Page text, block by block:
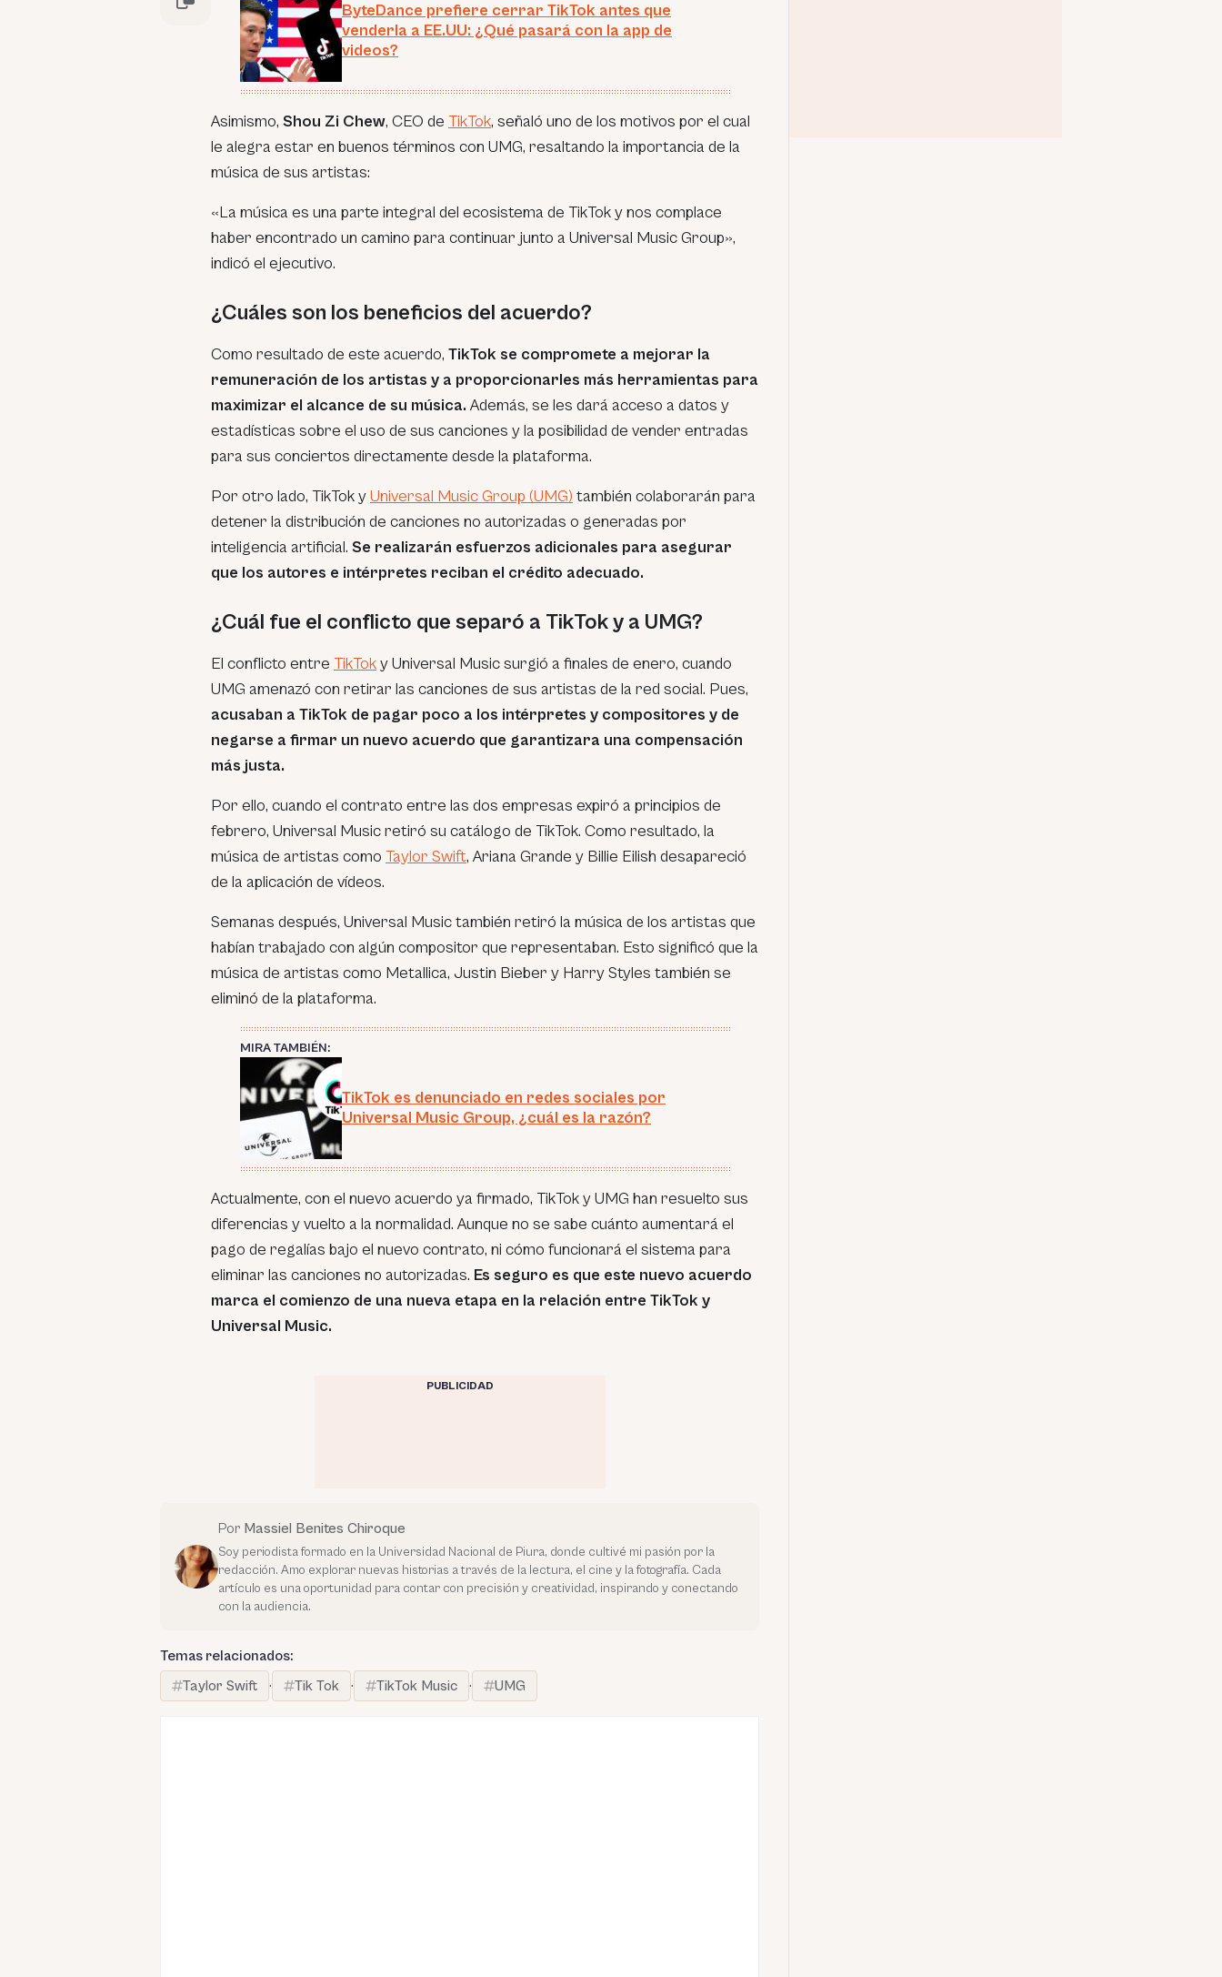
ByteDance prefiere cerrar TikTok antes que
venderla a EE.UU: ¿Qué pasará con la app de
videos?
Asimismo, Shou Zi Chew, CEO de TikTok, señaló uno de los motivos por el cual
le alegra estar en buenos términos con UMG, resaltando la importancia de la
música de sus artistas:
«La música es una parte integral del ecosistema de TikTok y nos complace
haber encontrado un camino para continuar junto a Universal Music Group»,
indicó el ejecutivo.
¿Cuáles son los beneficios del acuerdo?
Como resultado de este acuerdo, TikTok se compromete a mejorar la
remuneración de los artistas y a proporcionarles más herramientas para
maximizar el alcance de su música. Además, se les dará acceso a datos y
estadísticas sobre el uso de sus canciones y la posibilidad de vender entradas
para sus conciertos directamente desde la plataforma.
Por otro lado, TikTok yUniversal Music Group (UMG) también colaborarán para
detener la distribución de canciones no autorizadas o generadas por
inteligencia artificial. Se realizarán esfuerzos adicionales para asegurar
que los autores e intérpretes reciban el crédito adecuado.
¿Cuál fue el conflicto que separó a TikTok y a UMG?
El conflicto entre TikToky Universal Music surgió a finales de enero, cuando
UMG amenazó con retirar las canciones de sus artistas de la red social. Pues,
acusaban a TikTok de pagar poco a los intérpretes y compositores y de
negarse a firmar un nuevo acuerdo que garantizara una compensación
más justa.
Por ello, cuando el contrato entre las dos empresas expiró a principios de
febrero, Universal Music retiró su catálogo de TikTok. Como resultado, la
música de artistas como Taylor Swift, Ariana Grande y Billie Eilish desapareció
de la aplicación de vídeos.
Semanas después, Universal Music también retiró la música de los artistas que
habían trabajado con algún compositor que representaban. Esto significó que la
música de artistas como Metallica, Justin Bieber y Harry Styles también se
eliminó de la plataforma.
MIRA TAMBIÉN:
TikTok es denunciado en redes sociales por
Universal Music Group, ¿cuál es la razón?
Actualmente, con el nuevo acuerdo ya firmado, TikTok y UMG han resuelto sus
diferencias y vuelto a la normalidad. Aunque no se sabe cuánto aumentará el
pago de regalías bajo el nuevo contrato, ni cómo funcionará el sistema para
eliminar las canciones no autorizadas. Es seguro es que este nuevo acuerdo
marca el comienzo de una nueva etapa en la relación entre TikTok y
Universal Music.
PUBLICIDAD
Por Massiel Benites Chiroque
Soy periodista formado en la Universidad Nacional de Piura, donde cultivé mi pasión por la
redacción. Amo explorar nuevas historias a través de la lectura, el cine y la fotografía. Cada
artículo es una oportunidad para contar con precisión y creatividad, inspirando y conectando
con la audiencia.
Temas relacionados:
Taylor Swift
· Tik Tok · TikTok Music · UMG